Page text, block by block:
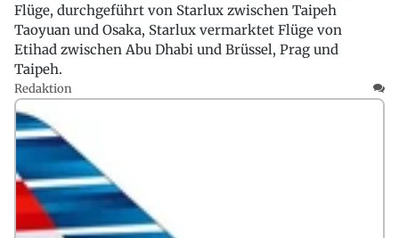
Flüge, durchgeführt von Starlux zwischen Taipeh
Taoyuan und Osaka, Starlux vermarktet Flüge von
Etihad zwischen Abu Dhabi und Brüssel, Prag und
Taipeh.
Redaktion